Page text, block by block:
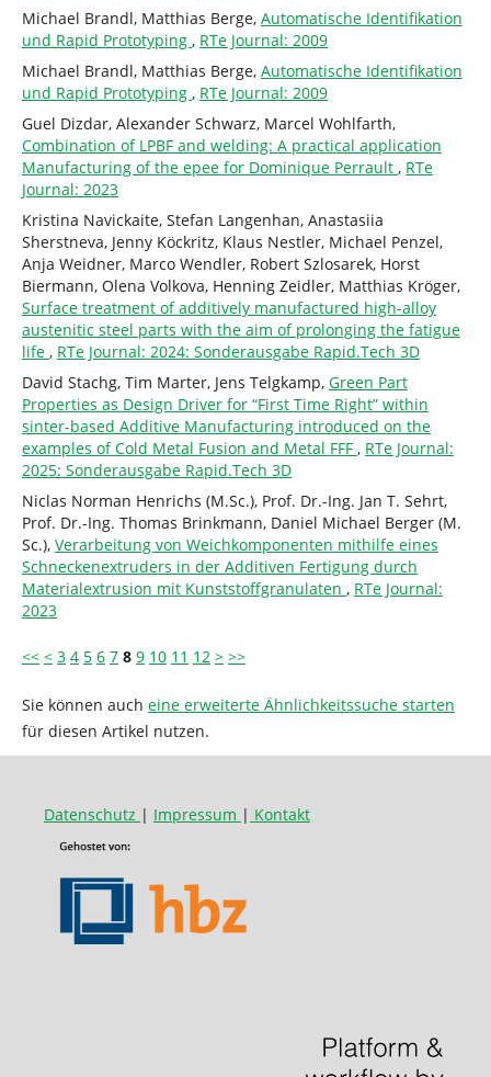
Michael Brandl, Matthias Berge, Automatische Identifikation
und Rapid Prototyping , RTe Journal: 2009
Michael Brandl, Matthias Berge, Automatische Identifikation
und Rapid Prototyping , RTe Journal: 2009
Guel Dizdar, Alexander Schwarz, Marcel Wohlfarth,
Combination of LPBF and welding: A practical application
Manufacturing of the epee for Dominique Perrault , RTe
Journal: 2023
Kristina Navickaite, Stefan Langenhan, Anastasiia
Sherstneva, Jenny Köckritz, Klaus Nestler, Michael Penzel,
Anja Weidner, Marco Wendler, Robert Szlosarek, Horst
Biermann, Olena Volkova, Henning Zeidler, Matthias Kröger,
Surface treatment of additively manufactured high-alloy
austenitic steel parts with the aim of prolonging the fatigue
life , RTe Journal: 2024: Sonderausgabe Rapid.Tech 3D
David Stachg, Tim Marter, Jens Telgkamp, Green Part
Properties as Design Driver for “First Time Right” within
sinter-based Additive Manufacturing introduced on the
examples of Cold Metal Fusion and Metal FFF , RTe Journal:
2025: Sonderausgabe Rapid.Tech 3D
Niclas Norman Henrichs (M.Sc.), Prof. Dr.-Ing. Jan T. Sehrt,
Prof. Dr.-Ing. Thomas Brinkmann, Daniel Michael Berger (M.
Sc.), Verarbeitung von Weichkomponenten mithilfe eines
Schneckenextruders in der Additiven Fertigung durch
Materialextrusion mit Kunststoffgranulaten , RTe Journal:
2023
<< < 3 4 5 6 7 8 9 10 11 12 > >>
Sie können auch eine erweiterte Ähnlichkeitssuche starten
für diesen Artikel nutzen.
Datenschutz | Impressum | Kontakt